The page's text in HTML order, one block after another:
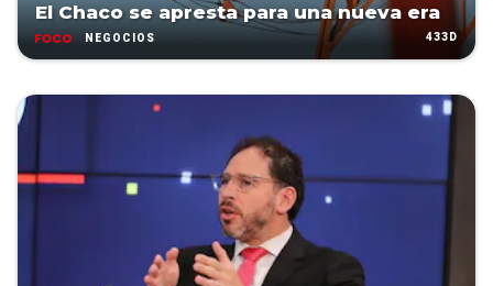
El Chaco se apresta para una nueva era
NEGOCIOS 433D